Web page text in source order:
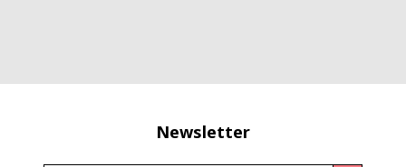
Newsletter